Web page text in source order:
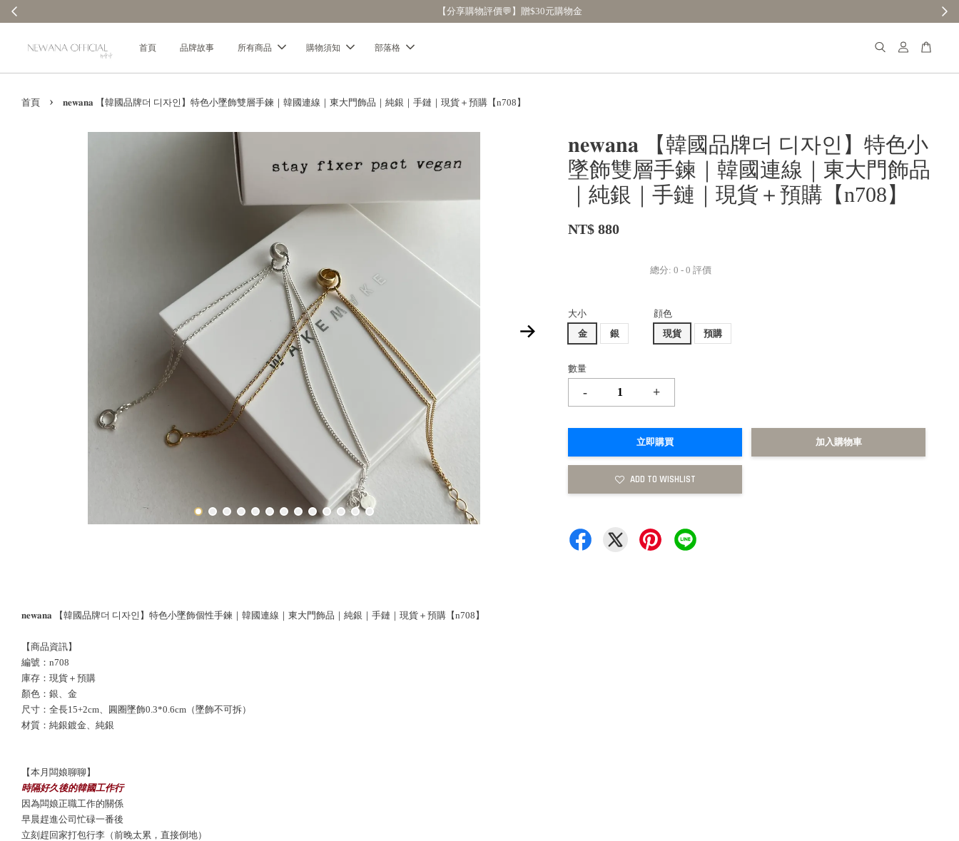
【分享購物評價💬】贈$30元購物金
首頁 品牌故事 所有商品 購物須知 部落格
首頁 › 𝐧𝐞𝐰𝐚𝐧𝐚 【韓國品牌더 디자인】特色小墜飾雙層手鍊｜韓國連線｜東大門飾品｜純銀｜手鏈｜現貨＋預購【n708】
𝐧𝐞𝐰𝐚𝐧𝐚 【韓國品牌더 디자인】特色小
墜飾雙層手鍊｜韓國連線｜東大門飾品
｜純銀｜手鏈｜現貨＋預購【n708】
NT$ 880
總分:0 -0 評價
大小
金
銀
顔色
現貨
預購
數量
- +
立即購買 加入購物車
ADD TO WISHLIST
𝐧𝐞𝐰𝐚𝐧𝐚 【韓國品牌더 디자인】特色小墜飾個性手鍊｜韓國連線｜東大門飾品｜純銀｜手鏈｜現貨＋預購【n708】
【商品資訊】
編號：n708
庫存：現貨＋預購
顏色：銀、金
尺寸：全長15+2cm、
圓圈墜飾0.3*0.6cm （墜飾不可拆）
材質：純銀鍍金、純銀
【本月闆娘聊聊】
時隔好久後的韓國工作行
因為闆娘正職工作的關係
早晨趕進公司忙碌一番後
立刻趕回家打包行李（前晚太累，直接倒地）